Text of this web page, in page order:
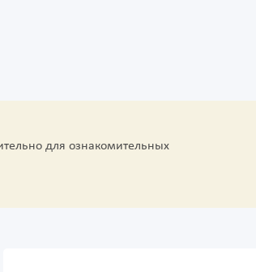
для ознакомительных